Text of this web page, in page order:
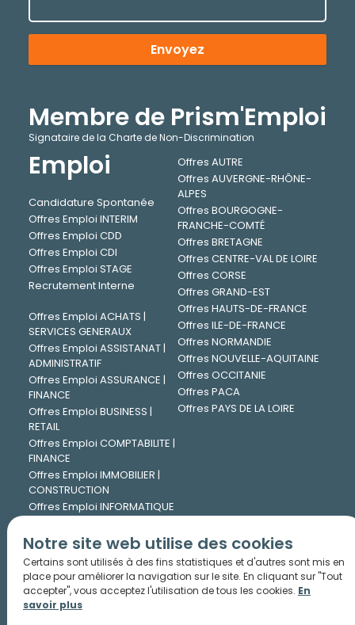
Notre site web utilise des cookies
Certains sont utilisés à des fins statistiques et d'autres sont mis en
place pour améliorer la navigation sur le site. En cliquant sur "Tout
accepter", vous acceptez l'utilisation de tous les cookies. En
savoir plus
Envoyez
Membre de Prism'Emploi
Signataire de la Charte de Non-Discrimination
Emploi
Candidature Spontanée
Offres Emploi INTERIM
Offres Emploi CDD
Offres Emploi CDI
Offres Emploi STAGE
Recrutement Interne
Offres Emploi ACHATS |
SERVICES GENERAUX
Offres Emploi ASSISTANAT |
ADMINISTRATIF
Offres Emploi ASSURANCE |
FINANCE
Offres Emploi BUSINESS |
RETAIL
Offres Emploi COMPTABILITE |
FINANCE
Offres Emploi IMMOBILIER |
CONSTRUCTION
Offres Emploi INFORMATIQUE
Offres Emploi INGENIERIE |
TECHNIQUE
Offres Emploi JURIDIQUE
Offres Emploi LOGISTIQUE |
TRANSPORT
Offres AUTRE
Offres AUVERGNE-RHÔNE-
ALPES
Offres BOURGOGNE-
FRANCHE-COMTÉ
Offres BRETAGNE
Offres CENTRE-VAL DE LOIRE
Offres CORSE
Offres GRAND-EST
Offres HAUTS-DE-FRANCE
Offres ILE-DE-FRANCE
Offres NORMANDIE
Offres NOUVELLE-AQUITAINE
Offres OCCITANIE
Offres PACA
Offres PAYS DE LA LOIRE